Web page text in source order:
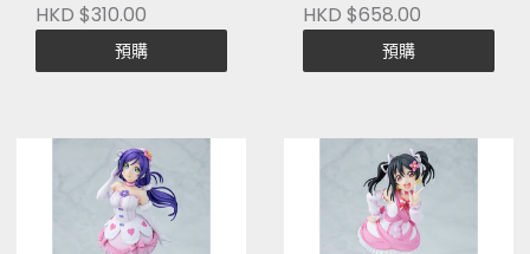
HKD $310.00
預購
HKD $658.00
預購